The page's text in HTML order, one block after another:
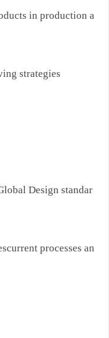
in production a
strategies
Design standar
processes an